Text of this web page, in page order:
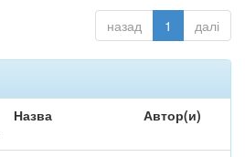
назад 1 далі
Назва Автор(и)